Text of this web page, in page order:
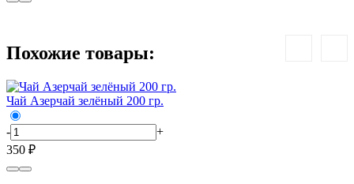
Похожие товары:
Чай Азерчай зелёный 200 гр.
-
+
350 ₽